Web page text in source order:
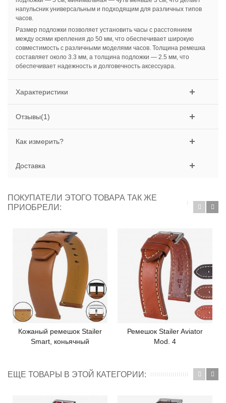
напульсник универсальным и подходящим для различных типов
часов.
Размер подложки позволяет установить часы с расстоянием
между осями крепления до 50 мм, что обеспечивает широкую
совместимость с различными моделями часов. Толщина ремешка
составляет около 3.3 мм, а толщина подложки — 2.5 мм, что
обеспечивает надежность и долговечность аксессуара.
Характеристики
Отзывы(1)
Как измерить?
Доставка
ПОКУПАТЕЛИ ЭТОГО ТОВАРА ТАК ЖЕ
ПРИОБРЕЛИ:
Кожаный ремешок Stailer
Smart, коньячный
Ремешок Stailer Aviator
Mod. 4
ЕЩЕ ТОВАРЫ В ЭТОЙ КАТЕГОРИИ: